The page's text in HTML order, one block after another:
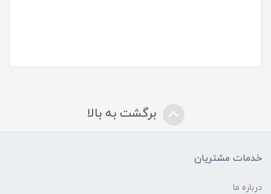
برگشت به بالا
خدمات مشتریان
درباره ما